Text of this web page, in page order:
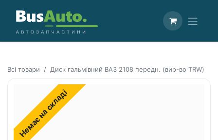
Всі товари Диск гальмівний ВАЗ 2108 передн. (вир-во TRW)
Немає на складі